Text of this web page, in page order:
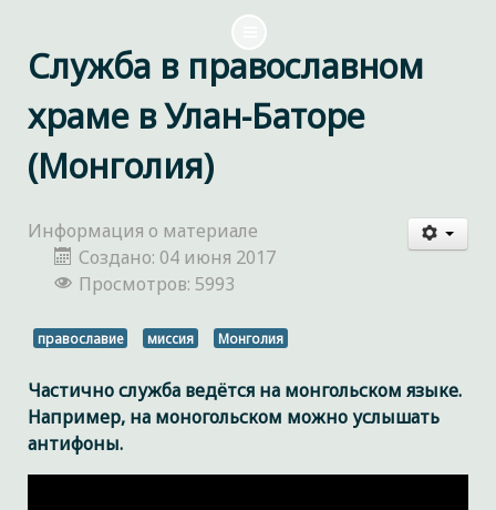
Служба в православном
храме в Улан-Баторе
(Монголия)
Информация о материале
Создано: 04 июня 2017
Просмотров: 5993
православие миссия Монголия
Частично служба ведётся на монгольском языке.
Например, на моногольском можно услышать
антифоны.